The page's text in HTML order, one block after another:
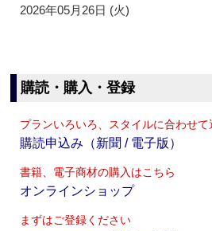
2026年05月26日 (火)
購読・購入・登録
プランいろいろ、スタイルに合わせて
購読申込み（新聞 / 電子版）
書籍、電子商材の購入はこちら
オンラインショップ
まずはご登録ください